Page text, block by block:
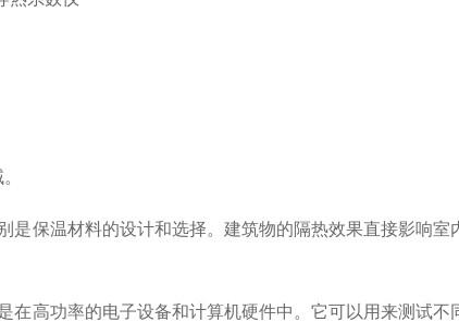
温材料的设计和选择。建筑物的隔热效果直接影响室
功率的电子设备和计算机硬件中。它可以用来测试不